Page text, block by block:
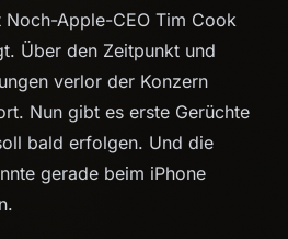
Noch-Apple-CEO Tim Cook
Über den Zeitpunkt und
verlor der Konzern
Nun gibt es erste Gerüchte
bald erfolgen. Und die
gerade beim iPhone